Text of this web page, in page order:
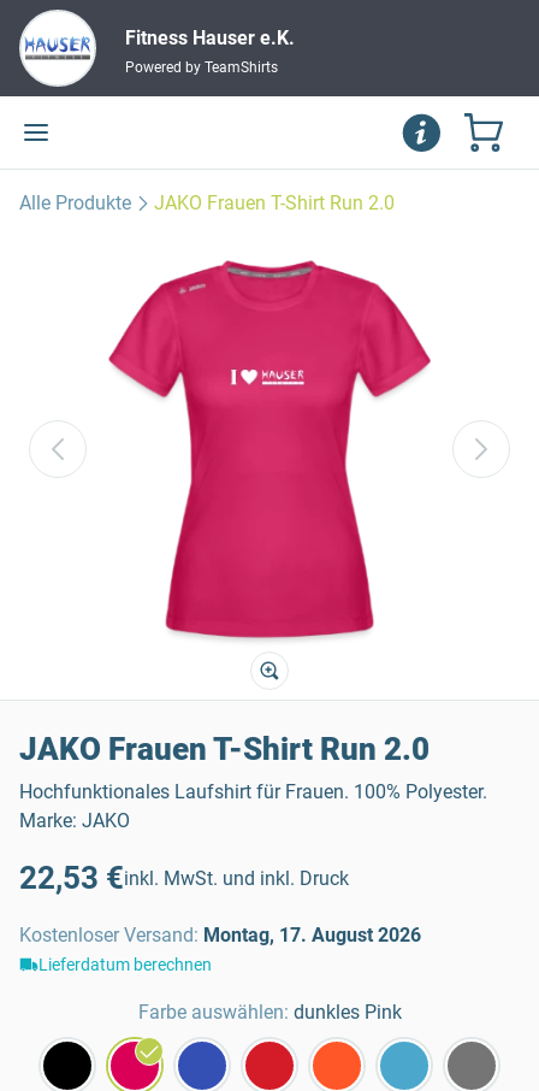
Fitness Hauser e.K.
Powered by TeamShirts
Alle Produkte JAKO Frauen T-Shirt Run 2.0
JAKO Frauen T-Shirt Run 2.0
Hochfunktionales Laufshirt für Frauen. 100% Polyester.
Marke: JAKO
22,53 €inkl. MwSt. und inkl. Druck
Kostenloser Versand: Montag, 17. August 2026
Lieferdatum berechnen
Farbe auswählen: dunkles Pink